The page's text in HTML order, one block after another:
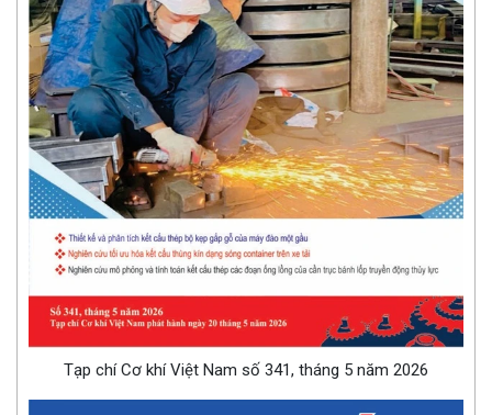
Tạp chí Cơ khí Việt Nam số 341, tháng 5 năm 2026